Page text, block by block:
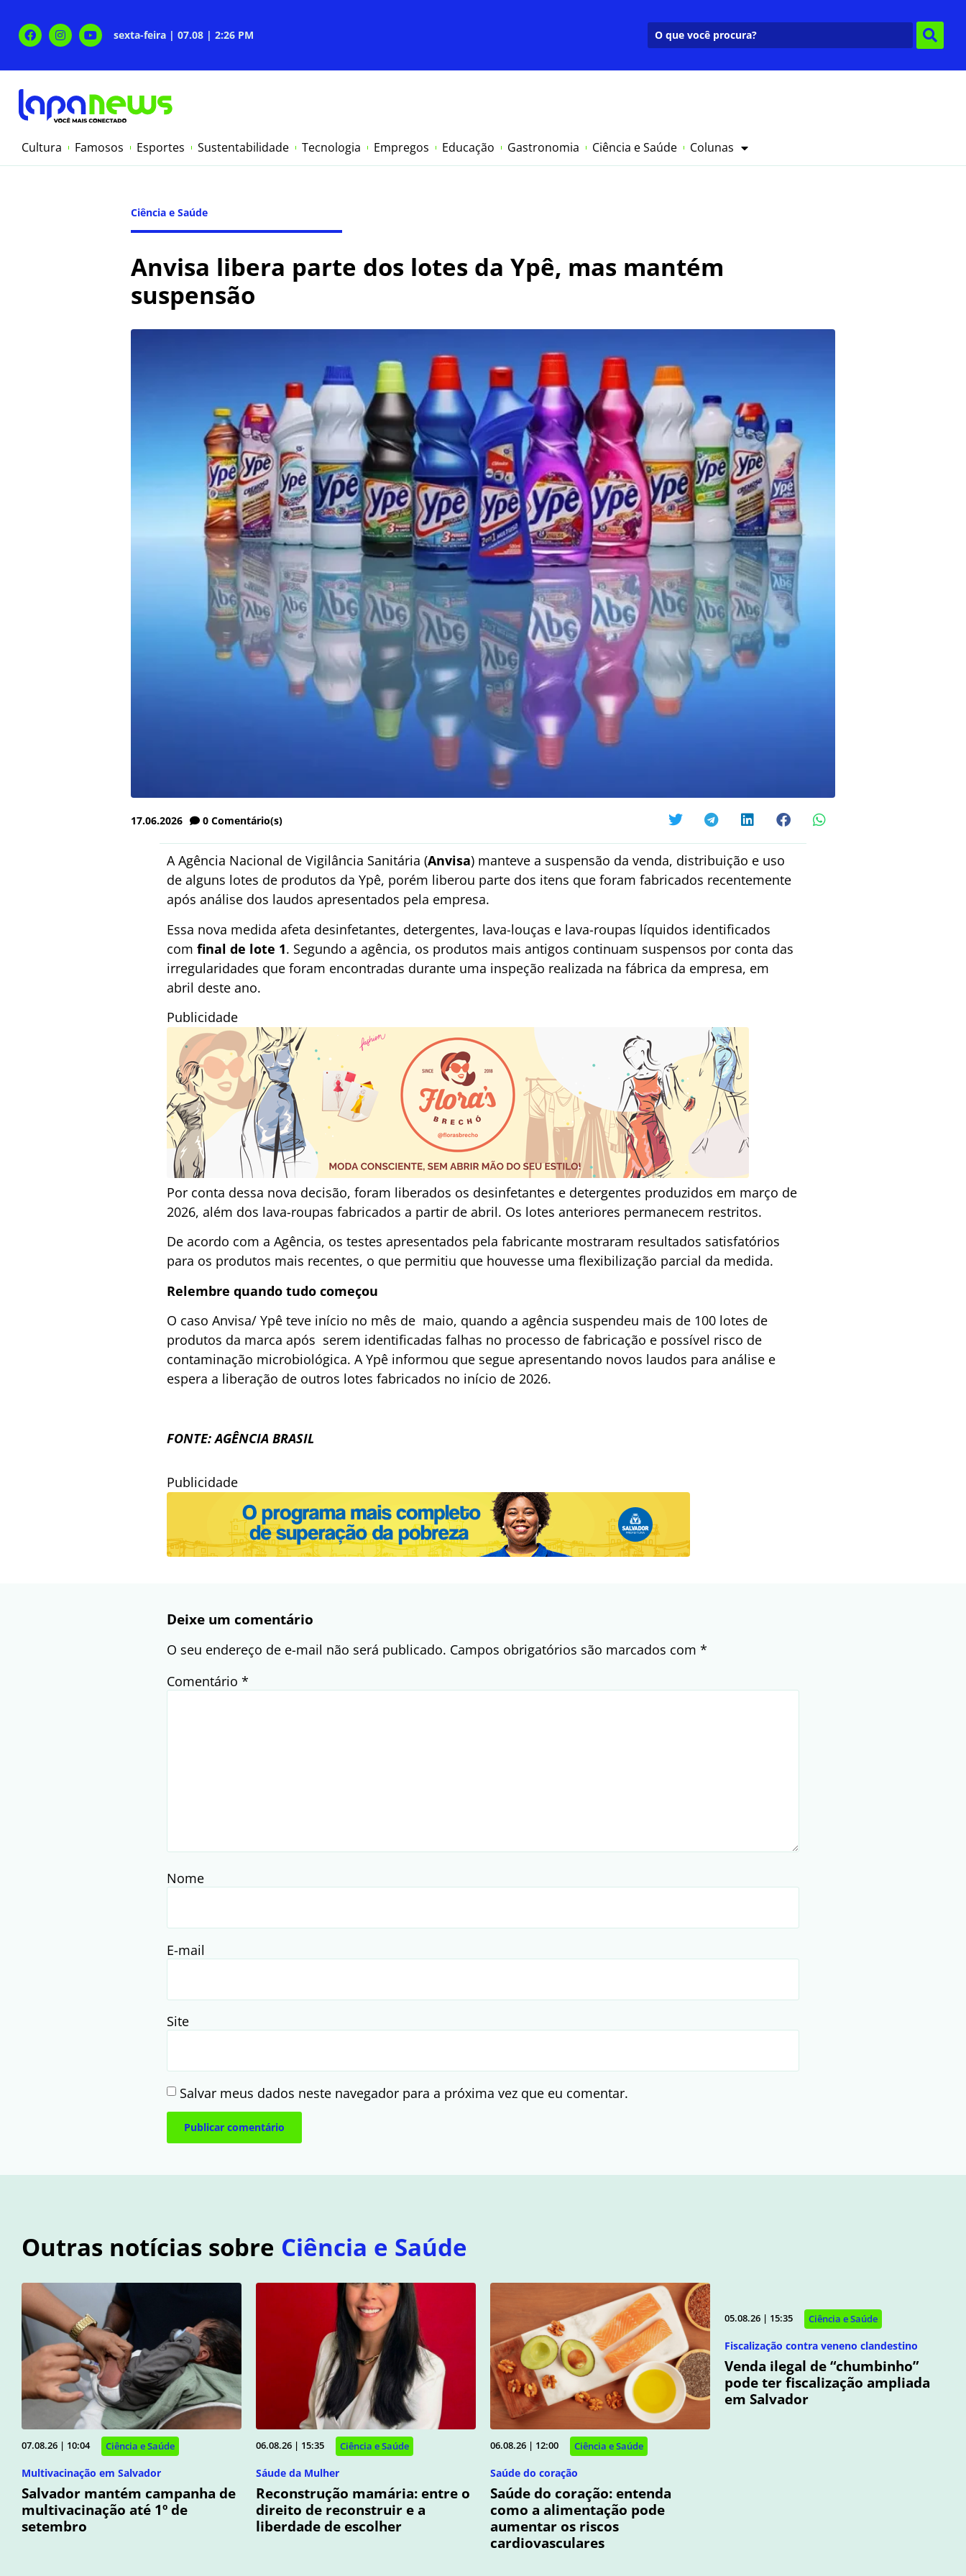
sexta-feira | 07.08 | 2:26 PM
Cultura Famosos Esportes Sustentabilidade Tecnologia Empregos Educação Gastronomia Ciência e Saúde Colunas
Ciência e Saúde
Anvisa libera parte dos lotes da Ypê, mas mantém
suspensão
17.06.2026 0 Comentário(s)
A Agência Nacional de Vigilância Sanitária (Anvisa) manteve a suspensão da venda, distribuição e uso
de alguns lotes de produtos da Ypê, porém liberou parte dos itens que foram fabricados recentemente
após análise dos laudos apresentados pela empresa.
Essa nova medida afeta desinfetantes, detergentes, lava-louças e lava-roupas líquidos identificados
com final de lote 1. Segundo a agência, os produtos mais antigos continuam suspensos por conta das
irregularidades que foram encontradas durante uma inspeção realizada na fábrica da empresa, em
abril deste ano.
Publicidade
Por conta dessa nova decisão, foram liberados os desinfetantes e detergentes produzidos em março de
2026, além dos lava-roupas fabricados a partir de abril. Os lotes anteriores permanecem restritos.
De acordo com a Agência, os testes apresentados pela fabricante mostraram resultados satisfatórios
para os produtos mais recentes, o que permitiu que houvesse uma flexibilização parcial da medida.
Relembre quando tudo começou
O caso Anvisa/ Ypê teve início no mês de maio, quando a agência suspendeu mais de 100 lotes de
produtos da marca após serem identificadas falhas no processo de fabricação e possível risco de
contaminação microbiológica. A Ypê informou que segue apresentando novos laudos para análise e
espera a liberação de outros lotes fabricados no início de 2026.
FONTE: AGÊNCIA BRASIL
Publicidade
Deixe um comentário
O seu endereço de e-mail não será publicado. Campos obrigatórios são marcados com *
Comentário *
Nome
E-mail
Site
Salvar meus dados neste navegador para a próxima vez que eu comentar.
Outras notícias sobre Ciência e Saúde
07.08.26 | 10:04 Ciência e Saúde
Multivacinação em Salvador
Salvador mantém campanha de
multivacinação até 1º de
setembro
06.08.26 | 15:35 Ciência e Saúde
Sáude da Mulher
Reconstrução mamária: entre o
direito de reconstruir e a
liberdade de escolher
06.08.26 | 12:00 Ciência e Saúde
Saúde do coração
Saúde do coração: entenda
como a alimentação pode
aumentar os riscos
cardiovasculares
05.08.26 | 15:35 Ciência e Saúde
Fiscalização contra veneno clandestino
Venda ilegal de “chumbinho”
pode ter fiscalização ampliada
em Salvador